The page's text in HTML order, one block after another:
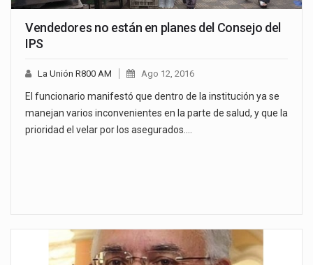
Vendedores no están en planes del Consejo del
IPS
La Unión R800 AM Ago 12, 2016
El funcionario manifestó que dentro de la institución ya se
manejan varios inconvenientes en la parte de salud, y que la
prioridad el velar por los asegurados.…